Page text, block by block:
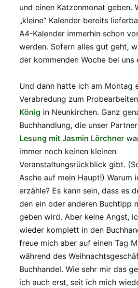
und einen Katzenmonat geben.
„kleine“ Kalender bereits
A4-Kalender immerhin schon
werden. Sofern alles gut geht,
der kommenden Woche bei uns
Und dann hatte ich am Montag
Verabredung zum
König in Neunkirchen. Ganz
Buchhandlung, die unser
Lesung mit Jasmin Lörchner
immer noch keinen kleinen
Veranstaltungsrückblick gibt.
Asche auf mein Haupt!) Warum
erzähle? Es kann sein, dass es
den ein oder anderen Buchtipp
geben wird. Aber keine Angst,
wieder komplett in den
freue mich aber auf einen Tag
während des
Buchhandel. Wie sehr mir das
ich auch erst, seit ich mich